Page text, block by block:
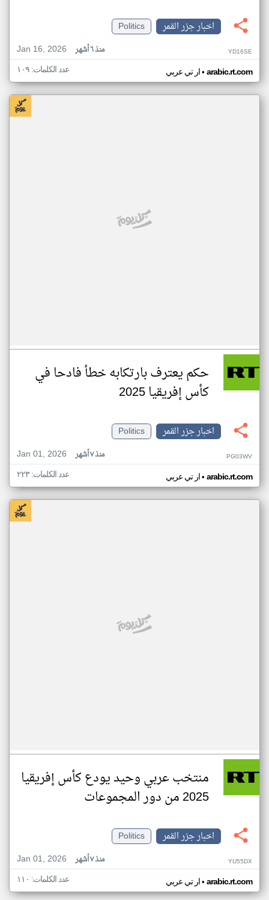
اخبار جزر القمر
Politics
Jan 16, 2026
منذ ٦ أشهر YD16SE
ار تي عربي• arabic.rt.com عدد الكلمات: ١٠٩
حكم يعترف بارتكابه خطأ فادحا في
كأس إفريقيا 2025
اخبار جزر القمر
Politics
Jan 01, 2026
منذ ٧ أشهر PG03WV
ار تي عربي• arabic.rt.com عدد الكلمات: ٢٢٣
منتخب عربي وحيد يودع كأس إفريقيا
2025 من دور المجموعات
اخبار جزر القمر
Politics
Jan 01, 2026
منذ ٧ أشهر YU55DX
ار تي عربي• arabic.rt.com عدد الكلمات: ١١٠